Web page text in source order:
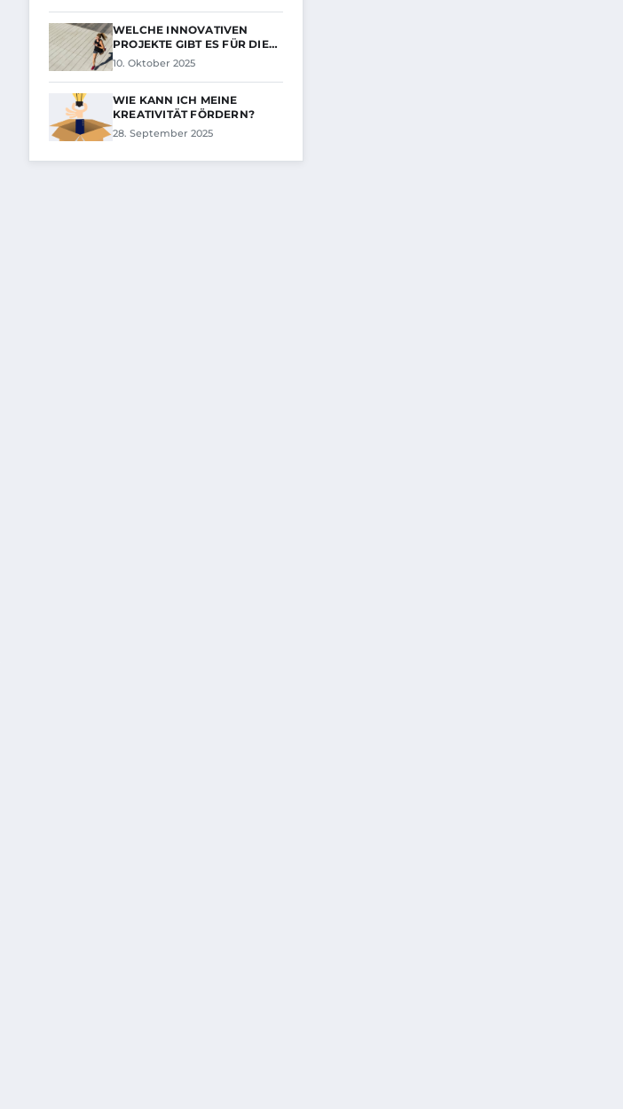
WELCHE INNOVATIVEN
PROJEKTE GIBT ES FÜR DIE…
10. Oktober 2025
WIE KANN ICH MEINE
KREATIVITÄT FÖRDERN?
28. September 2025